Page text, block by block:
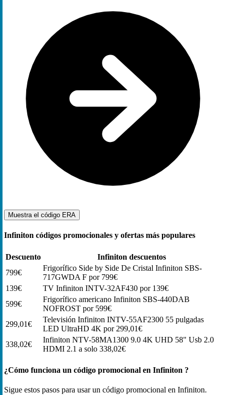
Muestra el código ERA
Infiniton códigos promocionales y ofertas más populares
Descuento
Infiniton descuentos
799€
Frigorífico Side by Side De Cristal Infiniton SBS-
717GWDA F por 799€
139€
TV Infiniton INTV-32AF430 por 139€
599€
Frigorífico americano Infiniton SBS-440DAB
NOFROST por 599€
299,01€
Televisión Infiniton INTV-55AF2300 55 pulgadas
LED UltraHD 4K por 299,01€
338,02€
Infiniton NTV-58MA1300 9.0 4K UHD 58" Usb 2.0
HDMI 2.1 a solo 338,02€
¿Cómo funciona un código promocional en Infiniton ?
Sigue estos pasos para usar un código promocional en Infiniton.